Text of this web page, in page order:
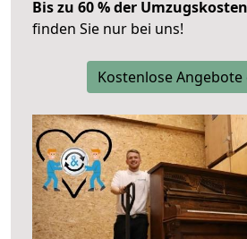
Bis zu 60 % der
finden Sie nur bei uns!
Kostenlose